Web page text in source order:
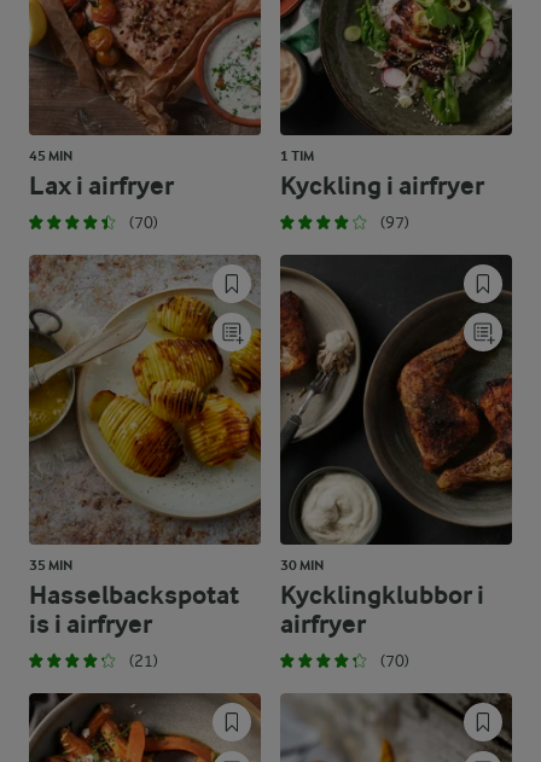
45 MIN
Lax i airfryer
(70)
1 TIM
Kyckling i airfryer
(97)
35 MIN
Hasselbackspotat
is i airfryer
(21)
30 MIN
Kycklingklubbor i
airfryer
(70)